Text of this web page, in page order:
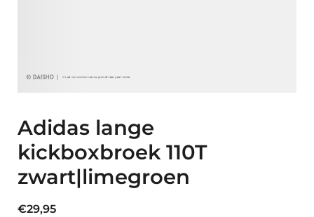
Adidas lange
kickboxbroek 110T
zwart|limegroen
€29,95